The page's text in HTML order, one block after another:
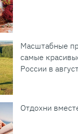
Масштабные
самые
России в
Отдохни